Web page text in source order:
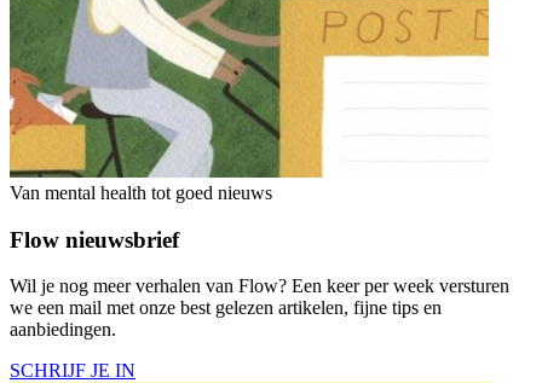
Van mental health tot goed nieuws
Flow nieuwsbrief
Wil je nog meer verhalen van Flow? Een keer per week versturen
we een mail met onze best gelezen artikelen, fijne tips en
aanbiedingen.
SCHRIJF JE IN